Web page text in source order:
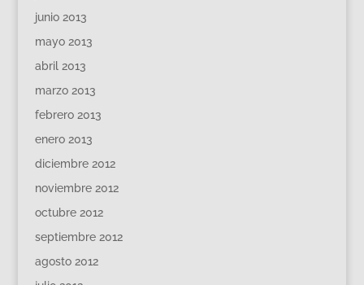
junio 2013
mayo 2013
abril 2013
marzo 2013
febrero 2013
enero 2013
diciembre 2012
noviembre 2012
octubre 2012
septiembre 2012
agosto 2012